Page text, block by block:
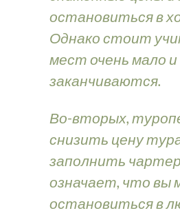
остановиться в
Однако стоит
мест очень мало
заканчиваются.
Во-вторых,
снизить цену
заполнить
означает, что вы
остановиться в